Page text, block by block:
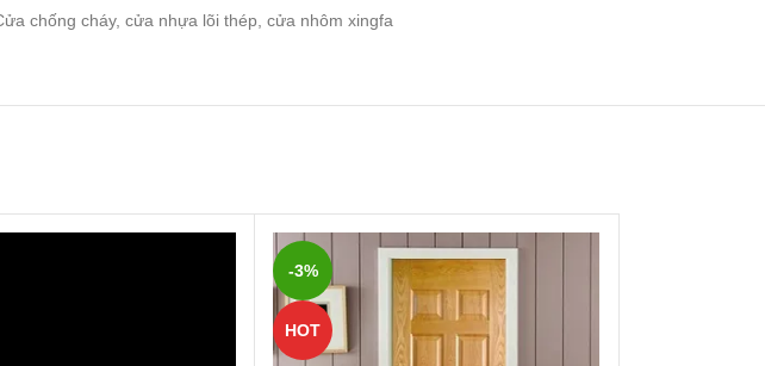
chống cháy, cửa nhựa lõi thép, cửa nhôm xingfa
-3%
HOT